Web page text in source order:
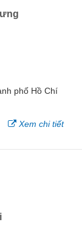
phố Hồ Chí
Xem chi tiết